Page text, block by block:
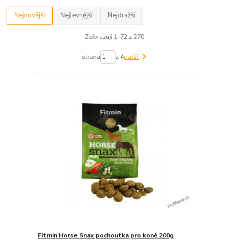
Nejnovější Nejlevnější Nejdražší
Zobrazuji 1-72 z 270
strana z 4další
Fitmin Horse Snax pochoutka pro koně 200g